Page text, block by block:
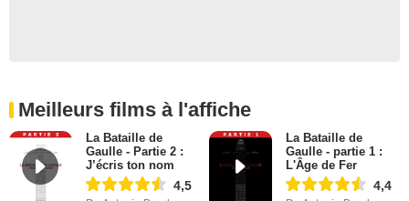
Meilleurs films à l'affiche
La Bataille de
Gaulle - Partie 2 :
J’écris ton nom
4,5
La Bataille de
Gaulle - partie 1 :
L'Âge de Fer
4,4